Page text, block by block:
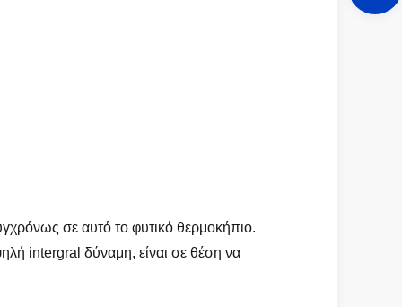
σε αυτό το φυτικό θερμοκήπιο.
intergral δύναμη, είναι σε θέση να